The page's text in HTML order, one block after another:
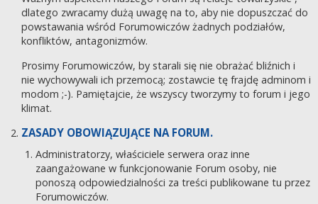
dlatego zwracamy dużą uwagę na to, aby nie dopuszczać do
powstawania wśród Forumowiczów żadnych podziałów,
konfliktów, antagonizmów.
Prosimy Forumowiczów, by starali się nie obrażać bliźnich i
nie wychowywali ich przemocą; zostawcie tę frajdę adminom i
modom ;-). Pamiętajcie, że wszyscy tworzymy to forum i jego
klimat.
ZASADY OBOWIĄZUJĄCE NA FORUM.
Administratorzy, właściciele serwera oraz inne
zaangażowane w funkcjonowanie Forum osoby, nie
ponoszą odpowiedzialności za treści publikowane tu przez
Forumowiczów.